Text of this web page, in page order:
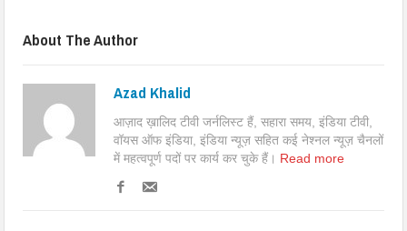
About The Author
Azad Khalid
आज़ाद ख़ालिद टीवी जर्नलिस्ट हैं, सहारा समय, इंडिया टीवी,
वॉयस ऑफ इंडिया, इंडिया न्यूज़ सहित कई नेश्नल न्यूज़ चैनलों
में महत्वपूर्ण पदों पर कार्य कर चुके हैं। Read more